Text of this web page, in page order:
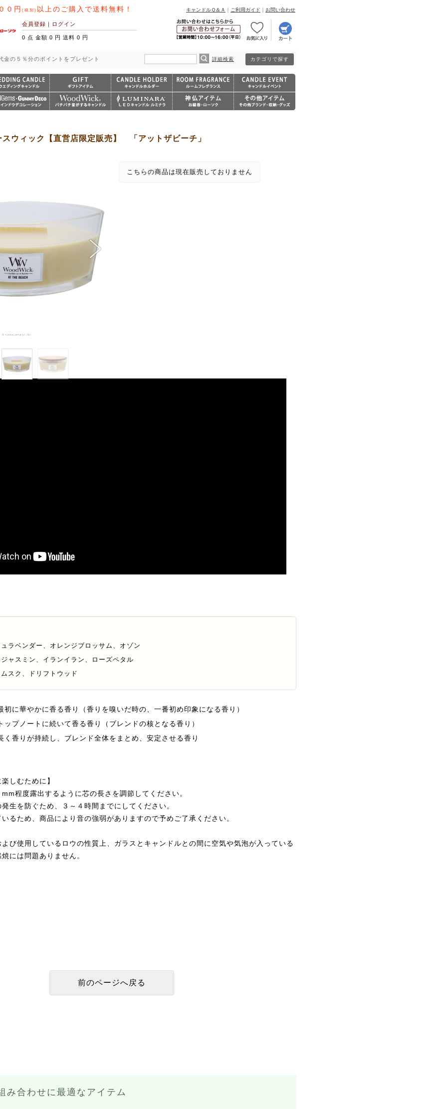
０円 (税別) 以上のご購入で送料無料！ キャンドルＱ＆Ａ ｜ ご利用ガイド ｜ お問い合わせ
会員登録 ｜ ログイン
0 点 金額 0 円 送料 0 円
金の５％分のポイントをプレゼント 詳細検索 カテゴリで探す
ウィック【直営店限定販売】 「アットザビーチ」
こちらの商品は現在販売しておりません
ラベンダー、オレンジブロッサム、オゾン
ャスミン、イランイラン、ローズペタル
スク、ドリフトウッド
初に華やかに香る香り（香りを嗅いだ時の、一番初め印象になる香り）
ップノートに続いて香る香り（ブレンドの核となる香り）
く香りが持続し、ブレンド全体をまとめ、安定させる香り
しむために】
程度露出するように芯の長さを調節してください。
生を防ぐため、３～４時間までにしてください。
るため、商品により音の強弱がありますので予めご了承ください。
び使用しているロウの性質上、ガラスとキャンドルとの間に空気や気泡が入っている
には問題ありません。
み合わせに最適なアイテム